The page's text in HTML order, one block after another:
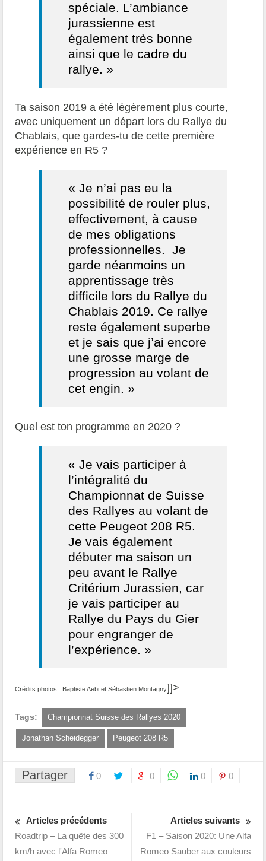
spéciale. L’ambiance
jurassienne est
également très bonne
ainsi que le cadre du
rallye. »
Ta saison 2019 a été légèrement plus courte,
avec uniquement un départ lors du Rallye du
Chablais, que gardes-tu de cette première
expérience en R5 ?
« Je n’ai pas eu la
possibilité de rouler plus,
effectivement, à cause
de mes obligations
professionnelles. Je
garde néanmoins un
apprentissage très
difficile lors du Rallye du
Chablais 2019. Ce rallye
reste également superbe
et je sais que j’ai encore
une grosse marge de
progression au volant de
cet engin. »
Quel est ton programme en 2020 ?
« Je vais participer à
l’intégralité du
Championnat de Suisse
des Rallyes au volant de
cette Peugeot 208 R5.
Je vais également
débuter ma saison un
peu avant le Rallye
Critérium Jurassien, car
je vais participer au
Rallye du Pays du Gier
pour engranger de
l’expérience. »
Crédits photos : Baptiste Aebi et Sébastien Montagny]]>
Tags: Championnat Suisse des Rallyes 2020
Jonathan Scheidegger Peugeot 208 R5
Partager 0 0 0 0
Articles précédents
Roadtrip – La quête des 300
km/h avec l'Alfa Romeo
Articles suivants
F1 – Saison 2020: Une Alfa
Romeo Sauber aux couleurs